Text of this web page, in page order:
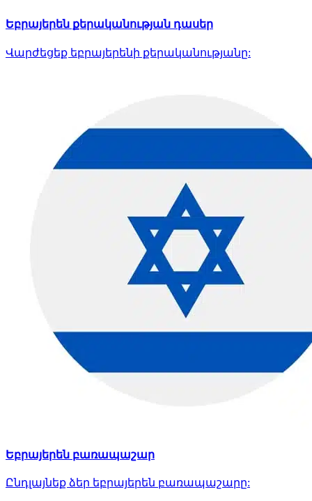
Եբրայերեն քերականության դասեր
Վարժեցեք եբրայերենի քերականությանը:
Եբրայերեն բառապաշար
Ընդլայնեք ձեր եբրայերեն բառապաշարը: